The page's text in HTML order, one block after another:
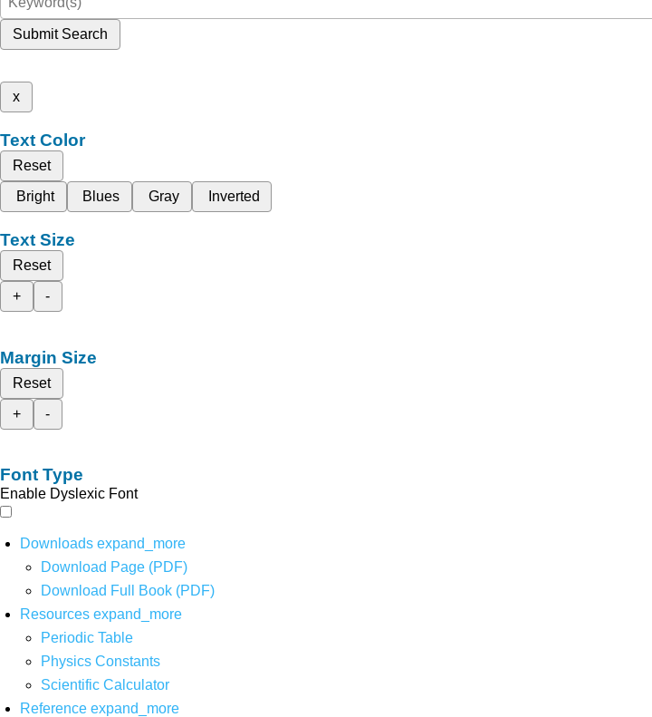
Submit Search
x
Text Color
Reset
Bright
Blues Gray Inverted
Text Size
Reset
+
-
Margin Size
Reset
+
-
Font Type
Enable Dyslexic Font
Downloads expand_more
Download Page (PDF)
Download Full Book (PDF)
Resources expand_more
Periodic Table
Physics Constants
Scientific Calculator
Reference expand_more